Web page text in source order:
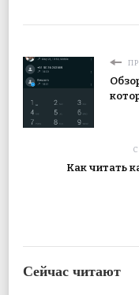
Как читать
Сейчас читают